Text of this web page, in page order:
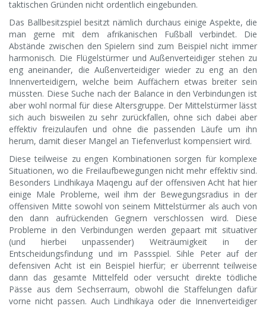
taktischen Gründen nicht ordentlich eingebunden.
Das Ballbesitzspiel besitzt nämlich durchaus einige Aspekte, die
man gerne mit dem afrikanischen Fußball verbindet. Die
Abstände zwischen den Spielern sind zum Beispiel nicht immer
harmonisch. Die Flügelstürmer und Außenverteidiger stehen zu
eng aneinander, die Außenverteidiger wieder zu eng an den
Innenverteidigern, welche beim Auffächern etwas breiter sein
müssten. Diese Suche nach der Balance in den Verbindungen ist
aber wohl normal für diese Altersgruppe. Der Mittelstürmer lässt
sich auch bisweilen zu sehr zurückfallen, ohne sich dabei aber
effektiv freizulaufen und ohne die passenden Läufe um ihn
herum, damit dieser Mangel an Tiefenverlust kompensiert wird.
Diese teilweise zu engen Kombinationen sorgen für komplexe
Situationen, wo die Freilaufbewegungen nicht mehr effektiv sind.
Besonders Lindhikaya Maqengu auf der offensiven Acht hat hier
einige Male Probleme, weil ihm der Bewegungsradius in der
offensiven Mitte sowohl von seinem Mittelstürmer als auch von
den dann aufrückenden Gegnern verschlossen wird. Diese
Probleme in den Verbindungen werden gepaart mit situativer
(und hierbei unpassender) Weiträumigkeit in der
Entscheidungsfindung und im Passspiel. Sihle Peter auf der
defensiven Acht ist ein Beispiel hierfür; er überrennt teilweise
dann das gesamte Mittelfeld oder versucht direkte tödliche
Pässe aus dem Sechserraum, obwohl die Staffelungen dafür
vorne nicht passen. Auch Lindhikaya oder die Innenverteidiger